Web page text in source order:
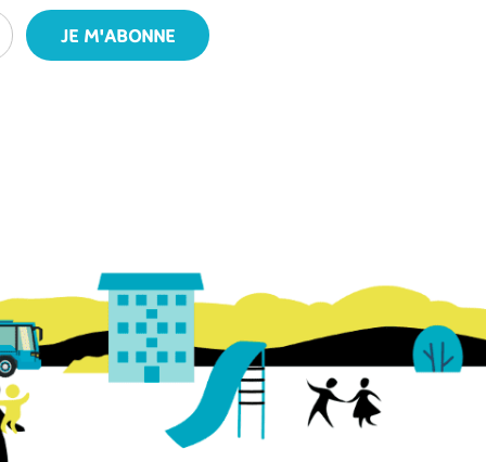
JE M'ABONNE